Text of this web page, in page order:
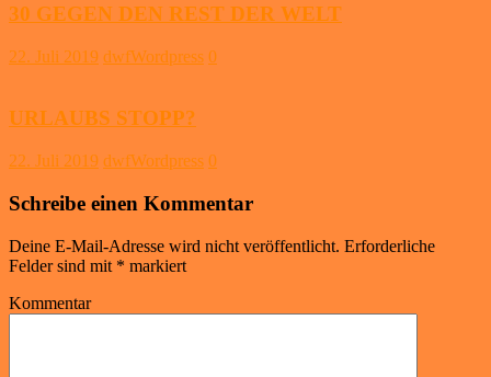
30 GEGEN DEN REST DER WELT
22. Juli 2019 dwfWordpress 0
URLAUBS STOPP?
22. Juli 2019 dwfWordpress 0
Schreibe einen Kommentar
Deine E-Mail-Adresse wird nicht veröffentlicht. Erforderliche
Felder sind mit * markiert
Kommentar